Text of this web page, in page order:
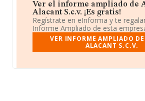
Ver el informe ampliado de
Alacant S.c.v. ¡Es gratis!
Regístrate en eInforma y te
Informe Ampliado de esta
VER INFORME AMPLIADO
ALACANT S.C.V.